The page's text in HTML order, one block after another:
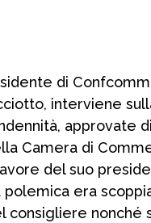
di
interviene
approvate
Camera di
del suo
polemica era
consigliere nonché